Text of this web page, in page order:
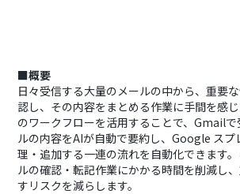
■概要
日々受信する大量のメールの中から、重要
認し、その内容をまとめる作業に手間を感
のワークフローを活用することで、Gmail
ルの内容をAIが自動で要約し、Google スプ
理・追加する一連の流れを自動化できます
ルの確認・転記作業にかかる時間を削減し
すリスクを減らします。